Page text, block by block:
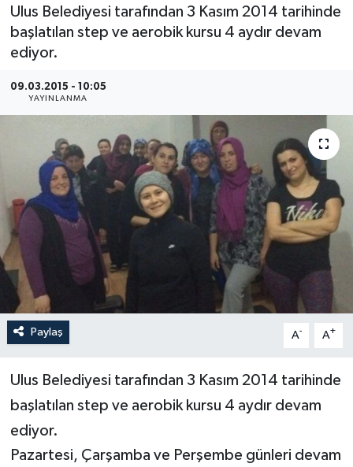
Ulus Belediyesi tarafından 3 Kasım 2014 tarihinde
başlatılan step ve aerobik kursu 4 aydır devam
ediyor.
09.03.2015 - 10:05
YAYINLANMA
Paylaş A- A+
Ulus Belediyesi tarafından 3 Kasım 2014 tarihinde
başlatılan step ve aerobik kursu 4 aydır devam
ediyor.
Pazartesi, Çarşamba ve Perşembe günleri devam
Medya
Sivil Toplum
Siyaset
Spor
Tarım
Turizm
Yerel Yönetimler
DÜNYA